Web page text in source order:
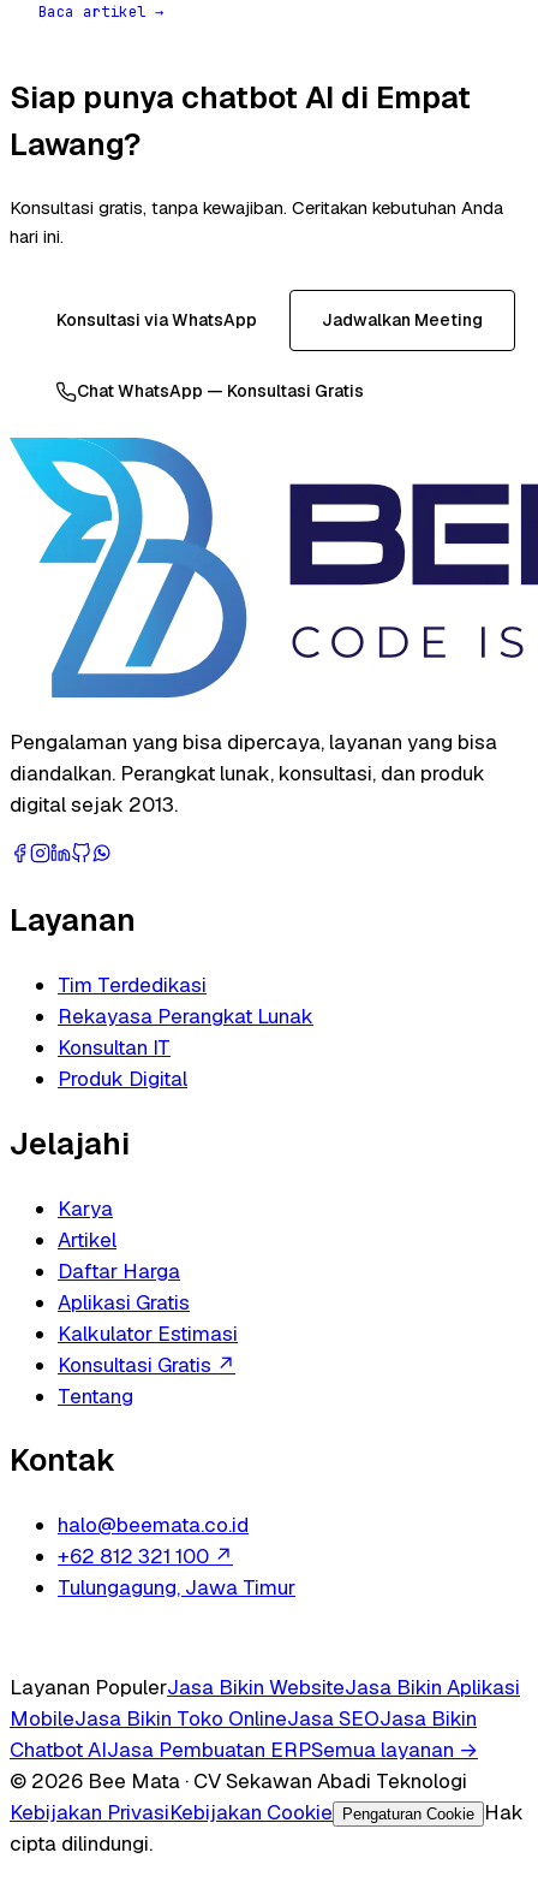
Baca artikel →
Siap punya chatbot AI di Empat
Lawang?
Konsultasi gratis, tanpa kewajiban. Ceritakan kebutuhan Anda
hari ini.
Konsultasi via WhatsApp Jadwalkan Meeting
Chat WhatsApp — Konsultasi Gratis
Pengalaman yang bisa dipercaya, layanan yang bisa
diandalkan. Perangkat lunak, konsultasi, dan produk
digital sejak 2013.
Layanan
Tim Terdedikasi
Rekayasa Perangkat Lunak
Konsultan IT
Produk Digital
Jelajahi
Karya
Artikel
Daftar Harga
Aplikasi Gratis
Kalkulator Estimasi
Konsultasi Gratis ↗
Tentang
Kontak
halo@beemata.co.id
+62 812 321 100 ↗
Tulungagung, Jawa Timur
Layanan PopulerJasa Bikin WebsiteJasa Bikin Aplikasi
MobileJasa Bikin Toko OnlineJasa SEOJasa Bikin
Chatbot AIJasa Pembuatan ERPSemua layanan →
© 2026 Bee Mata · CV Sekawan Abadi Teknologi
Kebijakan PrivasiKebijakan Cookie Pengaturan Cookie
Hak
cipta dilindungi.